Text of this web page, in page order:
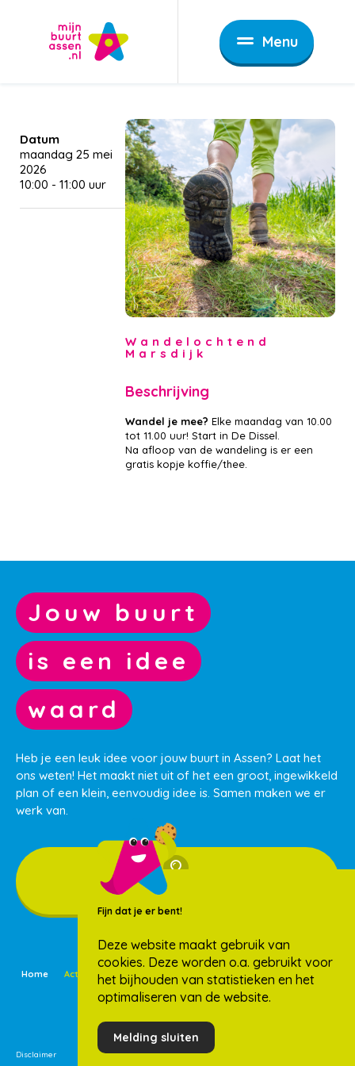
Menu
Wandelochtend
Marsdijk
Datum
maandag 25 mei
2026
10:00 - 11:00
Beschrijving
Wandel je mee? Elke maandag van 10.00
tot 11.00 uur! Start in De Dissel.
Na afloop van de wandeling is er een
gratis kopje koffie/thee.
Jouw buurt
is een idee
waard
Heb je een leuk idee voor jouw buurt in Assen? Laat het
ons weten! Het maakt niet uit of het een groot, ingewikkeld
plan of een klein, eenvoudig idee is. Samen maken we er
werk van.
Ik heb een idee
Home Activiteiten Buurtideeën Nieuws Over ons Wijken
Disclaimer
Fijn dat je er bent!
Deze website maakt gebruik van
cookies. Deze worden o.a. gebruikt voor
het bijhouden van statistieken en het
optimaliseren van de website.
Melding sluiten